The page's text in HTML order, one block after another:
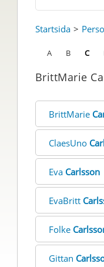
Startsida
A B C
BrittMarie
BrittMarie
ClaesUno
Eva Carlsson
EvaBritt
Folke
Gittan